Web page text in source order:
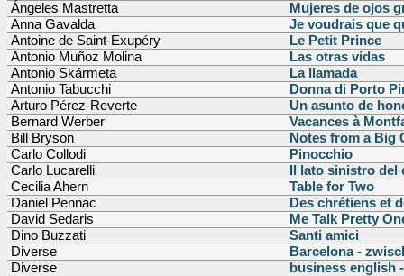
Ángeles Mastretta
Mujeres de ojos
Anna Gavalda
Je voudrais que
Antoine de Saint-Exupéry
Le Petit Prince
Antonio Muñoz Molina
Las otras vidas
Antonio Skármeta
La llamada
Antonio Tabucchi
Donna di Porto
Arturo Pérez-Reverte
Un asunto de
Bernard Werber
Vacances à
Bill Bryson
Notes from a Big
Carlo Collodi
Pinocchio
Carlo Lucarelli
Il lato sinistro del
Cecilia Ahern
Table for Two
Daniel Pennac
Des chrétiens et
David Sedaris
Me Talk Pretty
Dino Buzzati
Santi amici
Diverse
Barcelona -
Diverse
business english